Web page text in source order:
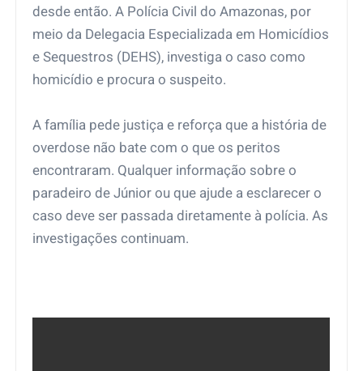
desde então. A Polícia Civil do Amazonas, por
meio da Delegacia Especializada em Homicídios
e Sequestros (DEHS), investiga o caso como
homicídio e procura o suspeito.
A família pede justiça e reforça que a história de
overdose não bate com o que os peritos
encontraram. Qualquer informação sobre o
paradeiro de Júnior ou que ajude a esclarecer o
caso deve ser passada diretamente à polícia. As
investigações continuam.